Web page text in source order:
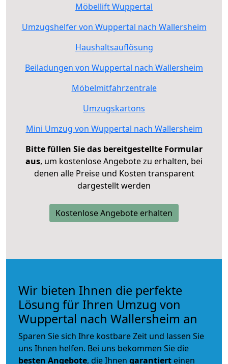
Möbellift Wuppertal
Umzugshelfer von Wuppertal nach Wallersheim
Haushaltsauflösung
Beiladungen von Wuppertal nach Wallersheim
Möbelmitfahrzentrale
Umzugskartons
Mini Umzug von Wuppertal nach Wallersheim
Bitte füllen Sie das bereitgestellte Formular
aus, um kostenlose Angebote zu erhalten, bei
denen alle Preise und Kosten transparent
dargestellt werden
Kostenlose Angebote erhalten
Wir bieten Ihnen die perfekte
Lösung für Ihren Umzug von
Wuppertal nach Wallersheim an
Sparen Sie sich Ihre kostbare Zeit und lassen Sie
uns Ihnen helfen. Bei uns bekommen Sie die
besten Angebote, die Ihnen garantiert einen